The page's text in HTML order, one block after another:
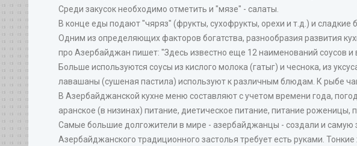
Среди закусок необходимо отметить и "мязе" - салаты.
В конце еды подают "чяряз" (фрукты, сухофрукты, орехи и т.д.) и сладкие
Одним из определяющих факторов богатства, разнообразия развития
про Азербайджан пишет: "Здесь известно еще 12 наименований соусов и
Больше используются соусы из кислого молока (гатыг) и чеснока, из
лавашаны (сушеная пастила) используют к различным блюдам. К рыбе
В Азербайджанской кухне меню составляют с учетом времени года,
аранское (в низинах) питание, диетическое питание, питание
Самые большие долгожители в мире - азербайджанцы - создали и самую
Азербайджанского традиционного застолья требует есть руками.